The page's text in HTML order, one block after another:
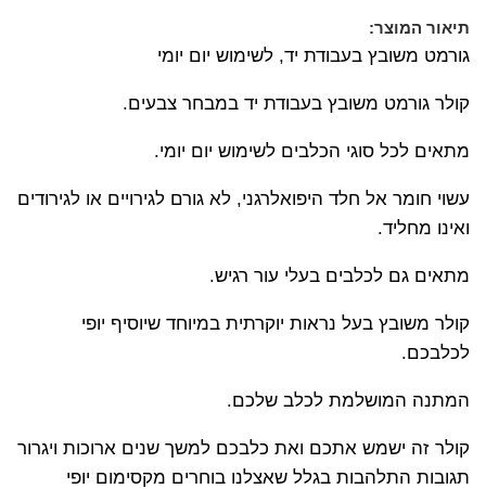
840.00 ₪.
660.00 ₪.
תיאור המוצר:
גורמט משובץ בעבודת יד, לשימוש יום יומי
קולר גורמט משובץ בעבודת יד במבחר צבעים.
מתאים לכל סוגי הכלבים לשימוש יום יומי.
עשוי חומר אל חלד היפואלרגני, לא גורם לגירויים או לגירודים
ואינו מחליד.
מתאים גם לכלבים בעלי עור רגיש.
קולר משובץ בעל נראות יוקרתית במיוחד שיוסיף יופי
לכלבכם.
המתנה המושלמת לכלב שלכם.
קולר זה ישמש אתכם ואת כלבכם למשך שנים ארוכות ויגרור
תגובות התלהבות בגלל שאצלנו בוחרים מקסימום יופי